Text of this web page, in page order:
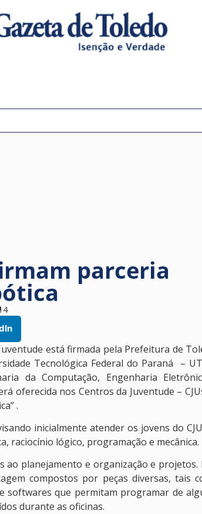
parceria
está firmada pela Prefeitura de
Tecnológica Federal do Paraná –
da Computação, Engenharia
oferecida nos Centros da Juventude –
.
inicialmente atender os jovens do
raciocínio lógico, programação e mecânica.
ao planejamento e organização e projetos.
compostos por peças diversas, tais
softwares que permitam programar de
durante as oficinas.